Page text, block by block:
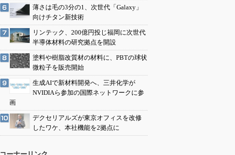
薄さは毛の3分の1、次世代「Galaxy」
向けチタン新技術
リンテック、200億円投じ福岡に次世代
半導体材料の研究拠点を開設
塗料や樹脂改質材の材料に、PBTの球状
微粒子を販売開始
生成AIで新材料開発へ、三井化学が
NVIDIAら参加の国際ネットワークに参
画
デクセリアルズが東京オフィスを改修
したワケ、本社機能を2拠点に